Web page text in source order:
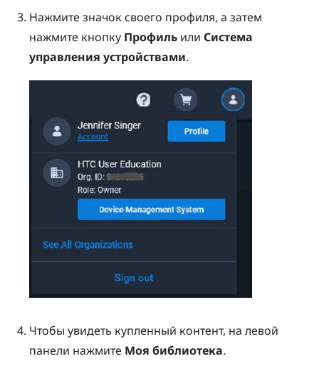
Нажмите значок своего профиля, а затем
нажмите кнопку Профильили Система
управления устройствами.
Чтобы увидеть купленный контент, на левой
панели нажмите Моя библиотека.